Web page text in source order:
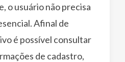
o usuário não precisa
Afinal de
é possível consultar
de cadastro,